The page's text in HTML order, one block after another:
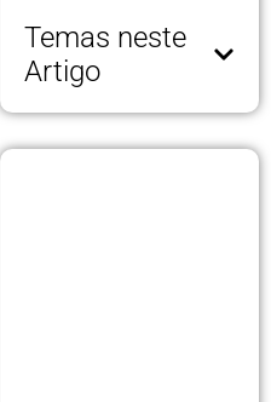
Temas neste
Artigo